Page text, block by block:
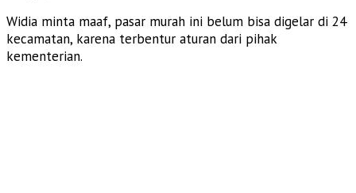
Widia minta maaf, pasar murah ini belum bisa digelar di 24
kecamatan, karena terbentur aturan dari pihak
kementerian.